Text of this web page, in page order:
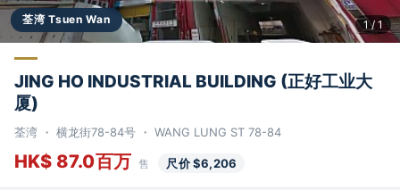
荃湾 Tsuen Wan 1 / 1
JING HO INDUSTRIAL BUILDING (正好工业大
厦)
荃湾 ・ 横龙街78-84号 ・ WANG LUNG ST 78-84
HK$ 87.0百万 售 尺价 $6,206